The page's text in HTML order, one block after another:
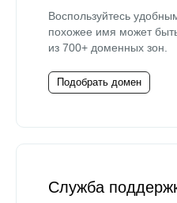
Воспользуйтесь
похожее имя может
из 700+ доменных зон.
Подобрать домен
Служба